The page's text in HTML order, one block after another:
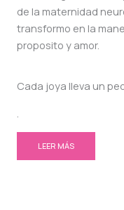
de la maternidad
transformo en la
proposito y amor.
Cada joya lleva un
.
LEER MÁS